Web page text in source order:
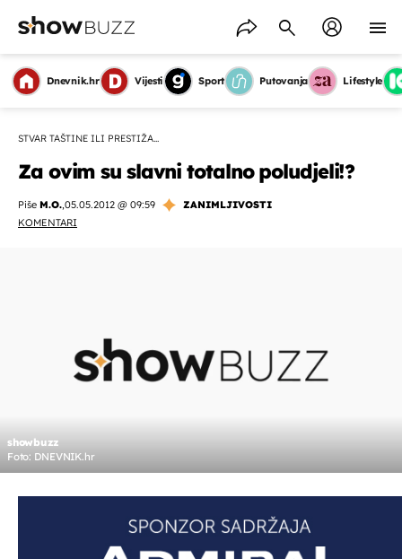
Dnevnik.hr Vijesti Sport Putovanja Lifestyle
STVAR TAŠTINE ILI PRESTIŽA...
Za ovim su slavni totalno poludjeli!?
Piše M.O.,05.05.2012 @ 09:59
ZANIMLJIVOSTI
KOMENTARI
showbuzz
Foto: DNEVNIK.hr
OMOGUĆI OBAVIJESTI